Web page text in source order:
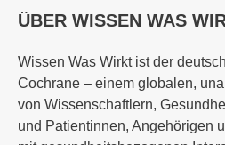
ÜBER WISSEN WAS
Wissen Was Wirkt ist der
Cochrane – einem globalen,
von Wissenschaftlern,
und Patientinnen, Angehörigen